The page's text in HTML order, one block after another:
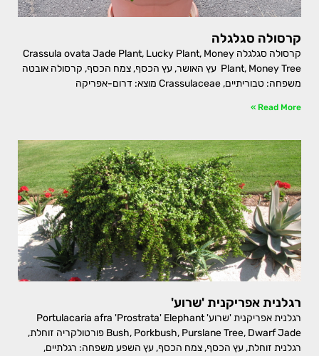
קרסולה סגלגלה
קרסולה סגלגלה Crassula ovata Jade Plant, Lucky Plant, Money
Plant, Money Tree עץ האושר, עץ הכסף, צמח הכסף, קרסולה אובטה
משפחה: טבוריתיים, Crassulaceae מוצא: דרום-אפריקה
Read More »
רגלנית אפריקנית 'שרוע'
רגלנית אפריקנית 'שרוע' Portulacaria afra 'Prostrata' Elephant
Bush, Porkbush, Purslane Tree, Dwarf Jade פורטולקריה זוחלת,
רגלנית זוחלת, עץ הכסף, צמח הכסף, עץ השפע משפחה: רגלתיים,